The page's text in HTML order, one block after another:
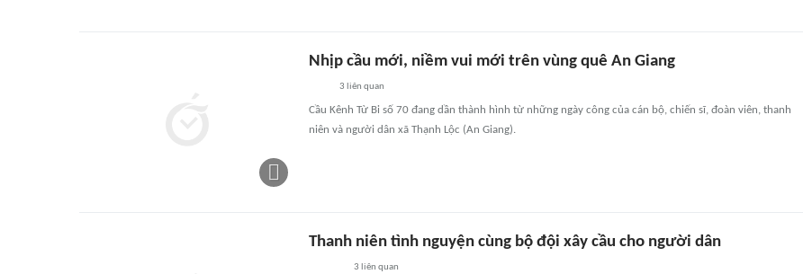
Nhịp cầu mới, niềm vui mới trên vùng quê An Giang
3 liên quan
Cầu Kênh Từ Bi số 70 đang dần thành hình từ những ngày công của cán bộ, chiến sĩ, đoàn viên, thanh
niên và người dân xã Thạnh Lộc (An Giang).
Thanh niên tình nguyện cùng bộ đội xây cầu cho người dân
3 liên quan